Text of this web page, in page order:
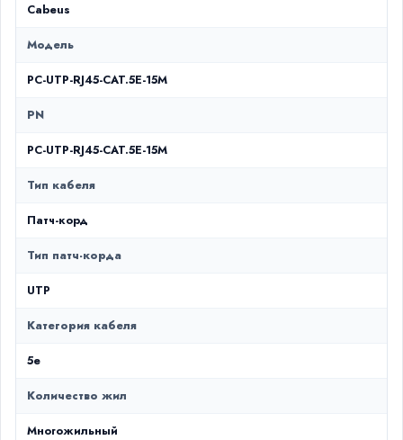
Cabeus
Модель
PC-UTP-RJ45-CAT.5E-15M
PN
PC-UTP-RJ45-CAT.5E-15M
Тип кабеля
Патч-корд
Тип патч-корда
UTP
Категория кабеля
5e
Количество жил
Многожильный